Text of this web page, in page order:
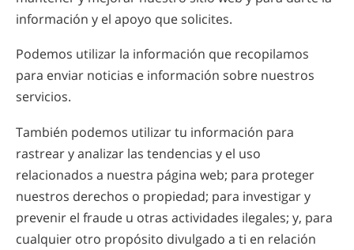
información y el apoyo que solicites.
Podemos utilizar la información que recopilamos
para enviar noticias e información sobre nuestros
servicios.
También podemos utilizar tu información para
rastrear y analizar las tendencias y el uso
relacionados a nuestra página web; para proteger
nuestros derechos o propiedad; para investigar y
prevenir el fraude u otras actividades ilegales; y, para
cualquier otro propósito divulgado a ti en relación